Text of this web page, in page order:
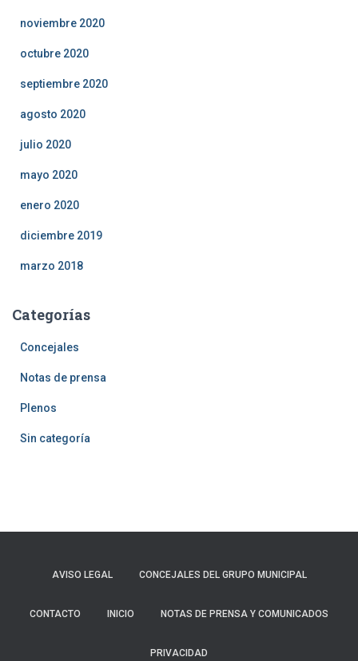
noviembre 2020
octubre 2020
septiembre 2020
agosto 2020
julio 2020
mayo 2020
enero 2020
diciembre 2019
marzo 2018
Categorías
Concejales
Notas de prensa
Plenos
Sin categoría
AVISO LEGAL CONCEJALES DEL GRUPO MUNICIPAL
CONTACTO INICIO NOTAS DE PRENSA Y COMUNICADOS
PRIVACIDAD